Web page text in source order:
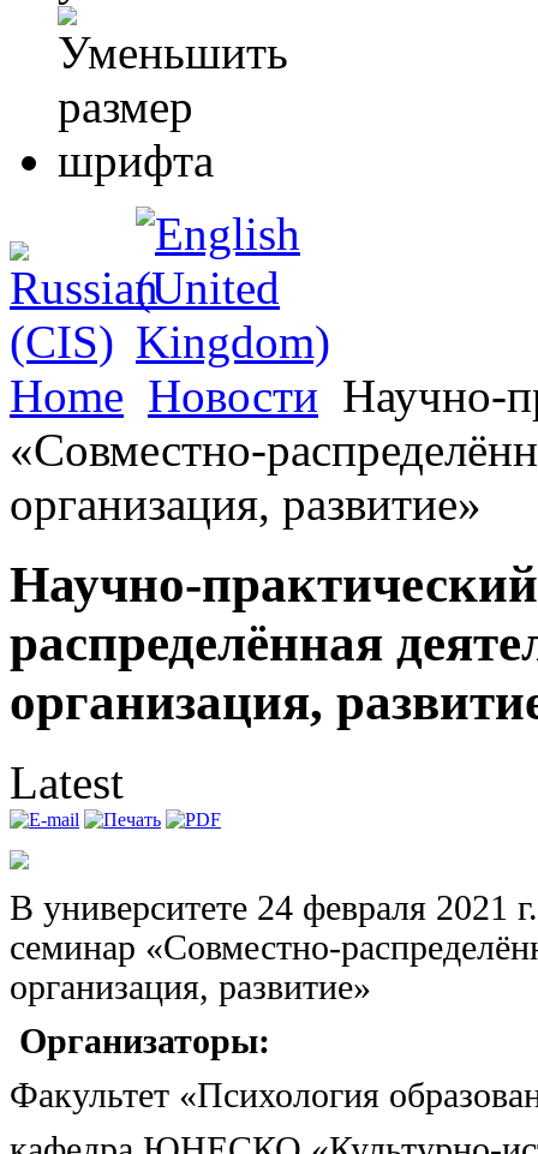
Home Новости Научно-
«Совместно-
организация, развитие»
Научно-
распределённая
организация,
Latest
В университете 24 февраля 2021
семинар «Совместно-
организация, развитие»
Организаторы:
Факультет «Психология